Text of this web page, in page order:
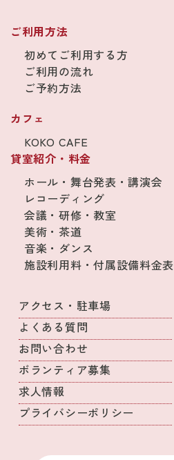
ご利用方法
初めてご利用する方
ご利用の流れ
ご予約方法
カフェ
KOKO CAFE
貸室紹介・料金
ホール・舞台発表・講演会
レコーディング
会議・研修・教室
美術・茶道
音楽・ダンス
施設利用料・付属設備料金表
アクセス・駐車場
よくある質問
お問い合わせ
ボランティア募集
求人情報
プライバシーポリシー